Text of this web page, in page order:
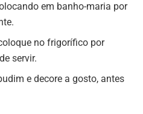
em banho-maria por
no frigorífico por
servir.
e decore a gosto, antes